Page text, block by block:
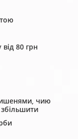
80 грн
чию
збільшити